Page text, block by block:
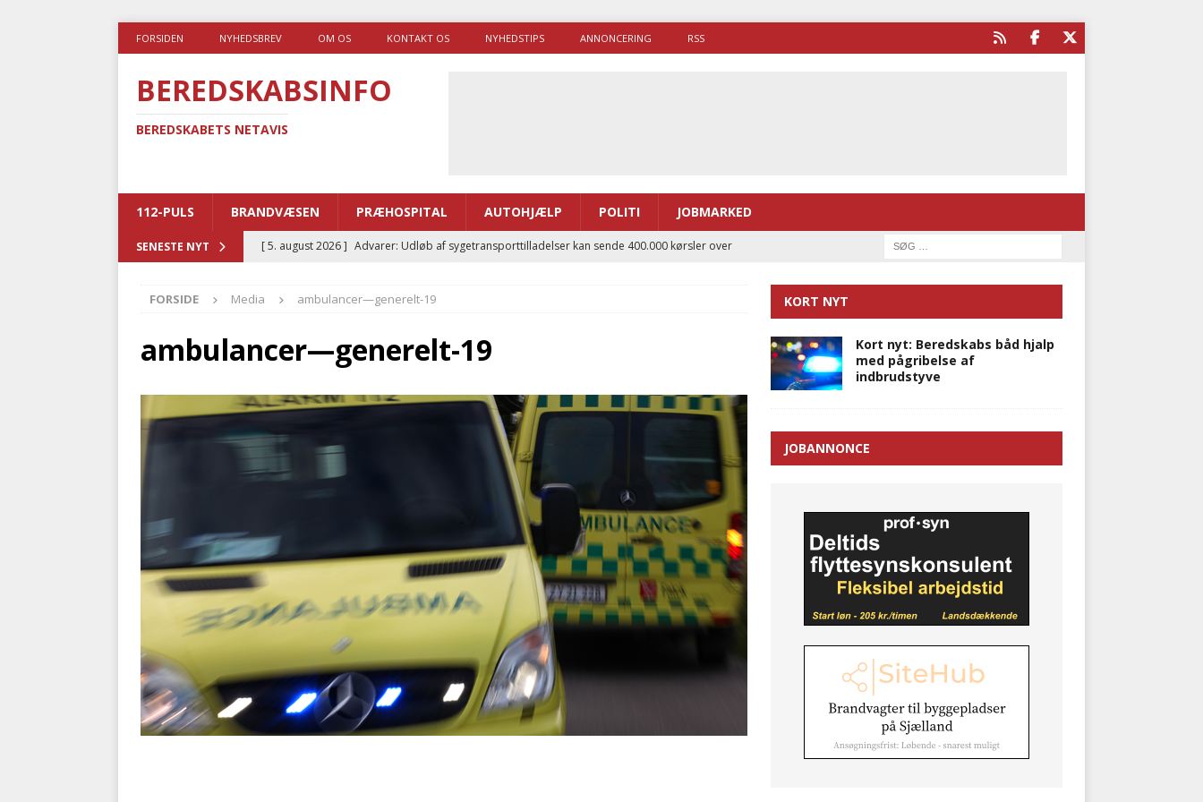
FORSIDEN NYHEDSBREV OM OS KONTAKT OS NYHEDSTIPS ANNONCERING RSS
BEREDSKABSINFO
BEREDSKABETS NETAVIS
112-PULS BRANDVÆSEN PRÆHOSPITAL AUTOHJÆLP POLITI JOBMARKED
SENESTE NYT [ 5. august 2026 ] Advarer: Udløb af sygetransporttilladelser kan sende 400.000 kørsler over
[ 5. august 2026 ] Ny ambulance og el-sygetransportvogn til Samsø
Brandvæsenerne brugte lidt længere tid på at komme af sted i 2025
[ 4. august 2026 ] Ny treårig politiuddannelse skal ruste betjentene til mere kompleks
[ 6. august 2026 ]
Brandvæsenernes gennemsnitlige responstid steg med 9 sekunder i 2025
FORSIDE Media ambulancer—generelt-19
ambulancer—generelt-19
KORT NYT
Kort nyt: Beredskabs båd hjalp
med pågribelse af
indbrudstyve
JOBANNONCE